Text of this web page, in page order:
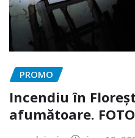
PROMO
Incendiu în
afumătoare. FOTO